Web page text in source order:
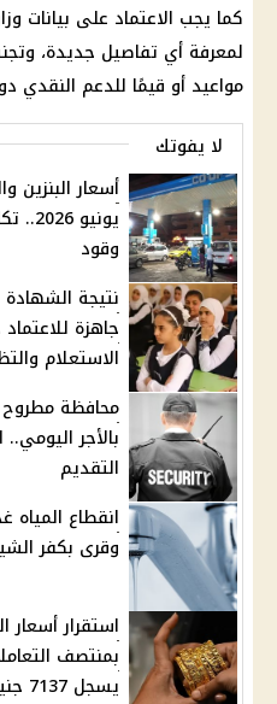
كما يجب الاعتماد على بيانات
لمعرفة أي تفاصيل جديدة،
مواعيد أو قيمًا للدعم
لا يفوتك
وقود
جاهزة
الاستعلام
محافظة مطروح
بالأجر
التقديم
وقرى بكفر
استقرار
يسجل 7137 جنيه